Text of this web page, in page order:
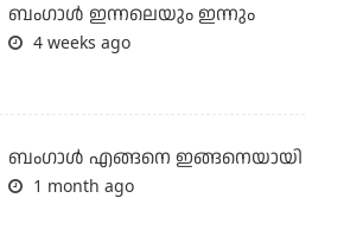
ബംഗാള്‍ ഇന്നലെയും ഇന്നും
4 weeks ago
ബം​ഗാൾ എങ്ങനെ ഇങ്ങനെയായി
1 month ago